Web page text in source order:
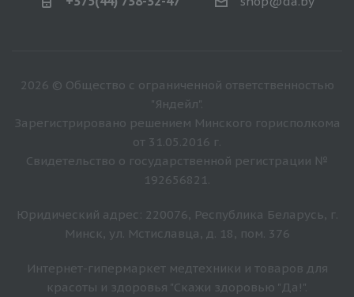
2026 © Общество с ограниченной ответственностью
"Яндейл".
Зарегистрировано решением Минского горисполкома
от 31.05.2016 г.
Свидетельство о государственной регистрации №
192656821.
Юридический адрес: 220076, Республика Беларусь, г.
Минск, ул. Мстиславца, д. 18, пом. 376
Интернет-гипермаркет медтехники и товаров для
красоты и здоровья "Скажи здоровью "Да!".